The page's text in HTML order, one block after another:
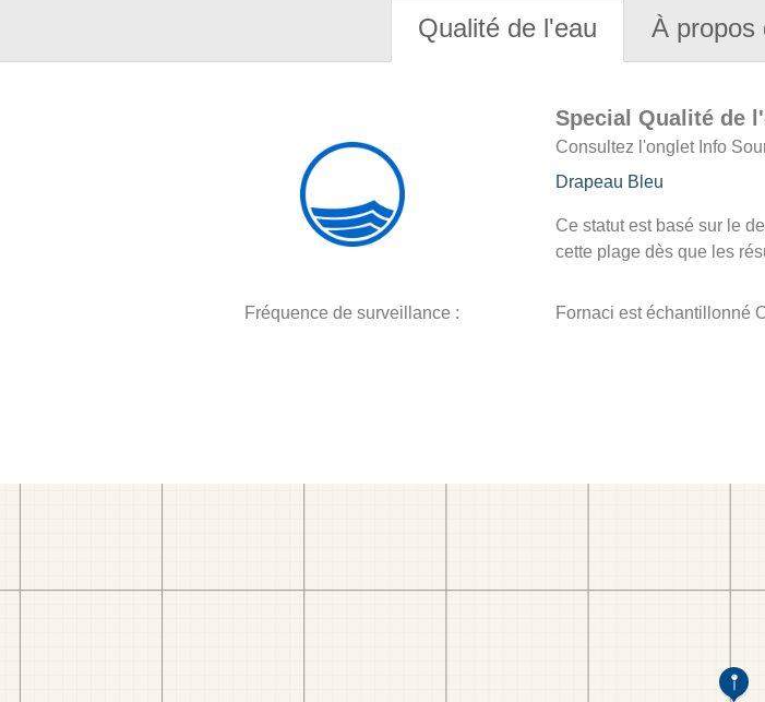
Qualité de l'eau À propos
Special Qualité de
Consultez l'onglet Info
Drapeau Bleu
Ce statut est basé sur le
cette plage dès que les
Fréquence de surveillance : Fornaci est échantillonné